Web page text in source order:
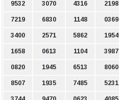
9532 3070 4316 2198
7219 6830 1148 0369
3400 2571 5862 1954
1658 0613 1104 3987
0820 1945 6513 8060
8507 1935 7485 5231